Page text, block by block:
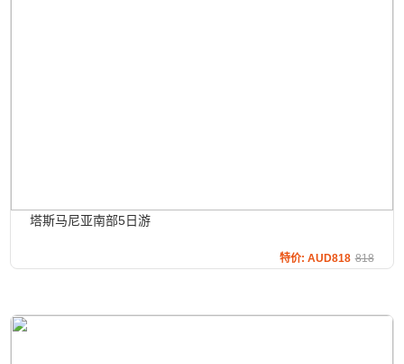
塔斯马尼亚南部5日游
特价: AUD818 818